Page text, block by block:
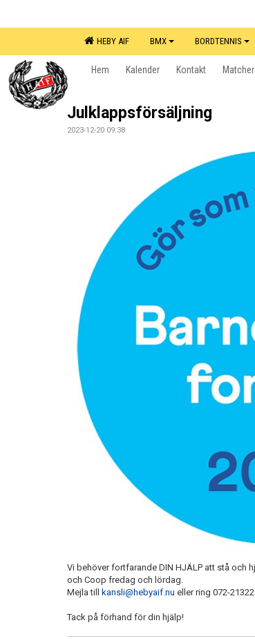
HEBY AIF BMX BORDTENNIS
Hem Kalender Kontakt Matcher
Julklappsförsäljning
2023-12-20 09:38
Vi behöver fortfarande DIN HJÄLP att stå och
och Coop fredag och lördag.
Mejla till kansli@hebyaif.nu eller ring 072-
Tack på förhand för din hjälp!